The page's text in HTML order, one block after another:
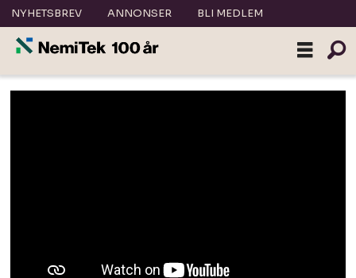
NYHETSBREV ANNONSER BLI MEDLEM